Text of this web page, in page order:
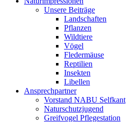
Unsere Beiträge
Landschaften
Pflanzen
Wildtiere
Vögel
Fledermäuse
Reptilien
Insekten
Libellen
Ansprechpartner
Vorstand NABU Selfkant
Naturschutzjugend
Greifvogel Pflegestation